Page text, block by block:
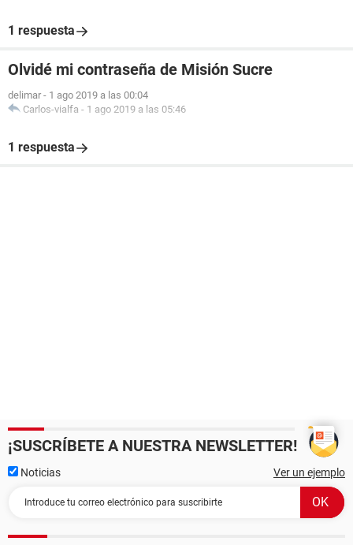
1 respuesta
Olvidé mi contraseña de Misión Sucre
delimar - 1 ago 2019 a las 00:04
Carlos-vialfa - 1 ago 2019 a las 05:46
1 respuesta
¡SUSCRÍBETE A NUESTRA NEWSLETTER!
Noticias Ver un ejemplo